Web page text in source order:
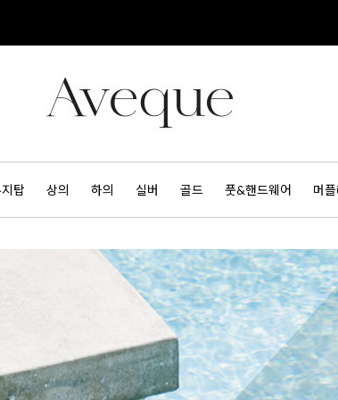
탑 상의 하의 실버 골드 풋&핸드웨어 머